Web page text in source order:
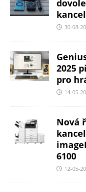
30-08-
2025
pro
14-05-
Nová
6100
12-05-